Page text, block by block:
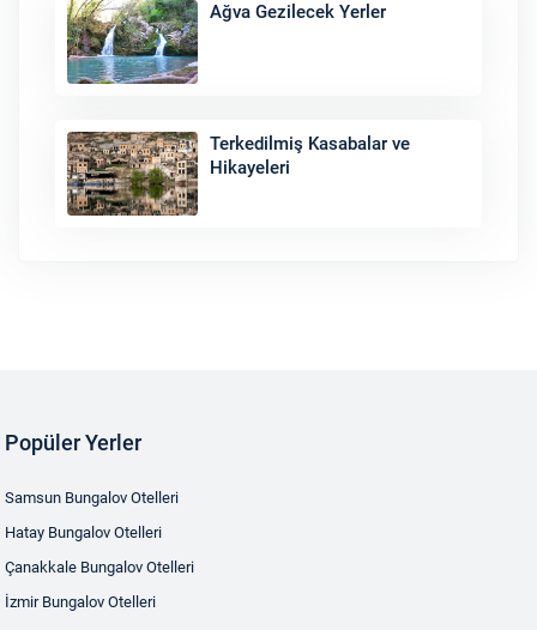
Ağva Gezilecek Yerler
Terkedilmiş Kasabalar ve
Hikayeleri
Popüler Yerler
Samsun Bungalov Otelleri
Hatay Bungalov Otelleri
Çanakkale Bungalov Otelleri
İzmir Bungalov Otelleri